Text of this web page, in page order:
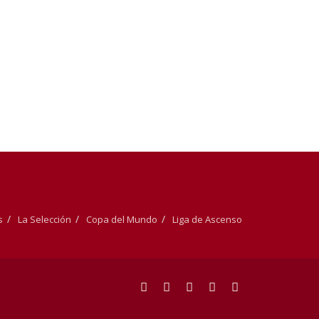
La Selección Copa del Mundo Liga de Ascenso